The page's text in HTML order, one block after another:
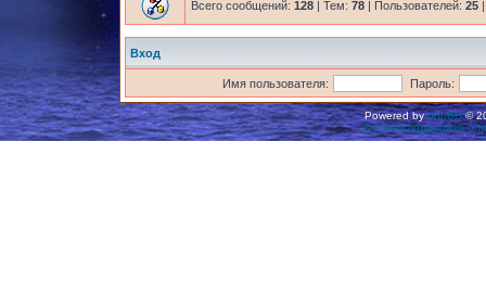
Всего сообщений: 128 | Тем: 78 | Пользователей: 25
Вход
Имя пользователя: Пароль:
Powered byphpBB©
Русская поддержка